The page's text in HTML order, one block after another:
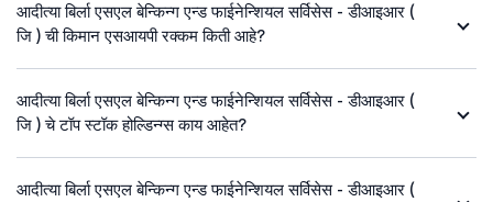
आदीत्या बिर्ला एसएल बेन्किन्ग एन्ड फाईनेन्शियल सर्विसेस - डीआइआर (
जि ) ची किमान एसआयपी रक्कम किती आहे?
आदीत्या बिर्ला एसएल बेन्किन्ग एन्ड फाईनेन्शियल सर्विसेस - डीआइआर (
जि ) चे टॉप स्टॉक होल्डिन्ग्स काय आहेत?
आदीत्या बिर्ला एसएल बेन्किन्ग एन्ड फाईनेन्शियल सर्विसेस - डीआइआर (